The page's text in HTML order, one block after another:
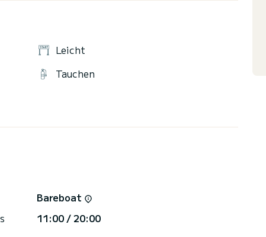
Leicht
Tauchen
Bareboat
11:00 / 20:00